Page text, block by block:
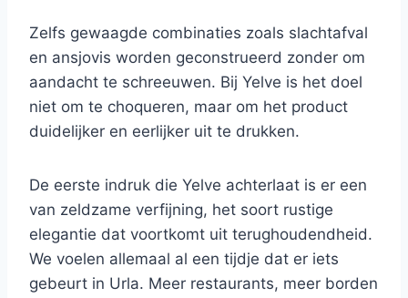
Zelfs gewaagde combinaties zoals slachtafval
en ansjovis worden geconstrueerd zonder om
aandacht te schreeuwen. Bij Yelve is het doel
niet om te choqueren, maar om het product
duidelijker en eerlijker uit te drukken.
De eerste indruk die Yelve achterlaat is er een
van zeldzame verfijning, het soort rustige
elegantie dat voortkomt uit terughoudendheid.
We voelen allemaal al een tijdje dat er iets
gebeurt in Urla. Meer restaurants, meer borden